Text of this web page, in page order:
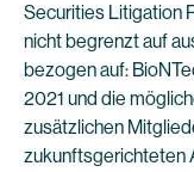
Securities Litigation
nicht begrenzt auf
bezogen auf:
2021 und die
zusätzlichen
zukunftsgerichteten